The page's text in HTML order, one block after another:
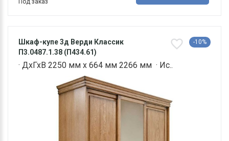
Под заказ
Шкаф-купе 3д Верди Классик
П3.0487.1.38 (П434.61)
-10%
· ДхГхВ 2250 мм х 664 мм 2266 мм · Ис..